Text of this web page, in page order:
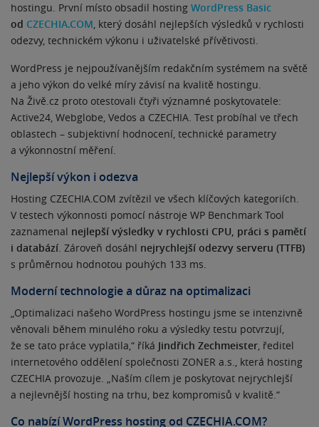
hostingu. První místo obsadil hosting WordPress Basic
od CZECHIA.COM, který dosáhl nejlepších výsledků v rychlosti
odezvy, technickém výkonu i uživatelské přívětivosti.
WordPress je nejpoužívanějším redakčním systémem na světě
a jeho výkon do velké míry závisí na kvalitě hostingu.
Na Živě.cz proto otestovali čtyři významné poskytovatele:
Active24, Webglobe, Vedos a CZECHIA. Test probíhal ve třech
oblastech – subjektivní hodnocení, technické parametry
a výkonnostní měření.
Nejlepší výkon i odezva
Hosting CZECHIA.COM zvítězil ve všech klíčových kategoriích.
V testech výkonnosti pomocí nástroje WP Benchmark Tool
zaznamenal nejlepší výsledky v rychlosti CPU, práci s pamětí
i databází. Zároveň dosáhl nejrychlejší odezvy serveru (TTFB)
s průměrnou hodnotou pouhých 133 ms.
Moderní technologie a důraz na optimalizaci
„Optimalizaci našeho WordPress hostingu jsme se intenzivně
věnovali během minulého roku a výsledky testu potvrzují,
že se tato práce vyplatila,“ říká Jindřich Zechmeister, ředitel
internetového oddělení společnosti ZONER a.s., která hosting
CZECHIA provozuje. „Naším cílem je poskytovat nejrychlejší
a nejlevnější hosting na trhu, bez kompromisů v kvalitě.“
Co nabízí WordPress hosting od CZECHIA.COM?